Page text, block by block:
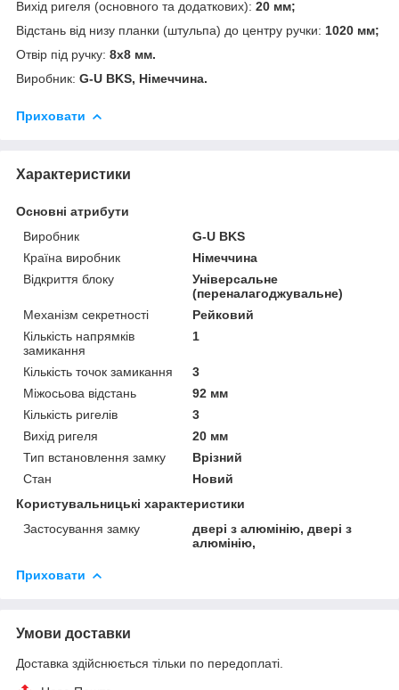
Вихід ригеля (основного та додаткових): 20 мм;
Відстань від низу планки (штульпа) до центру ручки: 1020 мм;
Отвір під ручку: 8х8 мм.
Виробник: G-U BKS, Німеччина.
Приховати
Характеристики
Основні атрибути
Виробник
G-U BKS
Країна виробник
Німеччина
Відкриття блоку
Універсальне
(переналагоджувальне)
Механізм секретності
Рейковий
Кількість напрямків
замикання
1
Кількість точок замикання
3
Міжосьова відстань
92 мм
Кількість ригелів
3
Вихід ригеля
20 мм
Тип встановлення замку
Врізний
Стан
Новий
Користувальницькі характеристики
Застосування замку
двері з алюмінію, двері з
алюмінію,
Приховати
Умови доставки
Доставка здійснюється тільки по передоплаті.